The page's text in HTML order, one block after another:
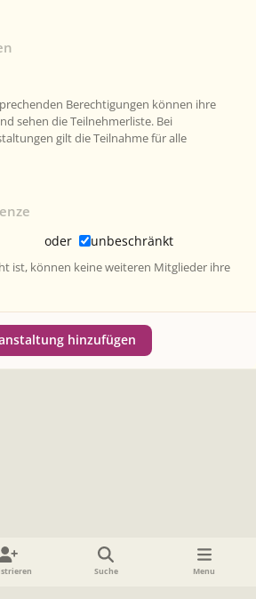
Berechtigungen können ihre
sehen die Teilnehmerliste. Bei
gilt die Teilnahme für alle
oder unbeschränkt
ist, können keine weiteren Mitglieder ihre
hinzufügen
Suche Menu